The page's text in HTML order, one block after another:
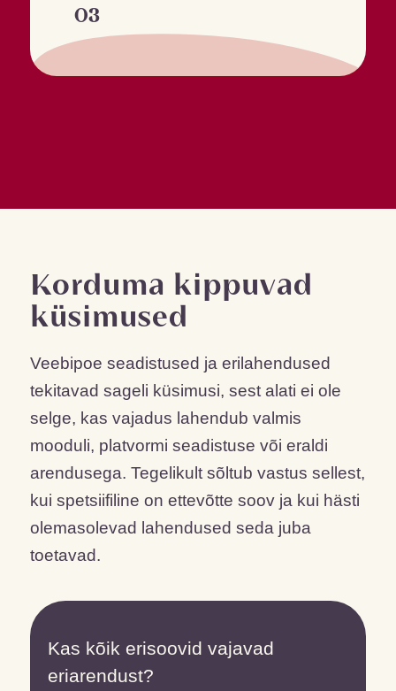
03
Korduma kippuvad
küsimused
Veebipoe seadistused ja erilahendused
tekitavad sageli küsimusi, sest alati ei ole
selge, kas vajadus lahendub valmis
mooduli, platvormi seadistuse või eraldi
arendusega. Tegelikult sõltub vastus sellest,
kui spetsiifiline on ettevõtte soov ja kui hästi
olemasolevad lahendused seda juba
toetavad.
Kas kõik erisoovid vajavad
eriarendust?